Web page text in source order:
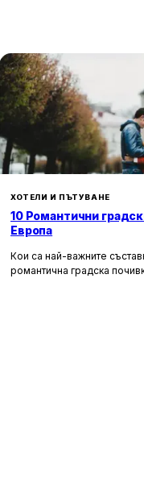
ХОТЕЛИ И ПЪТУВАНЕ
10 Романтични
Европа
Кои са най-важните
романтична градска